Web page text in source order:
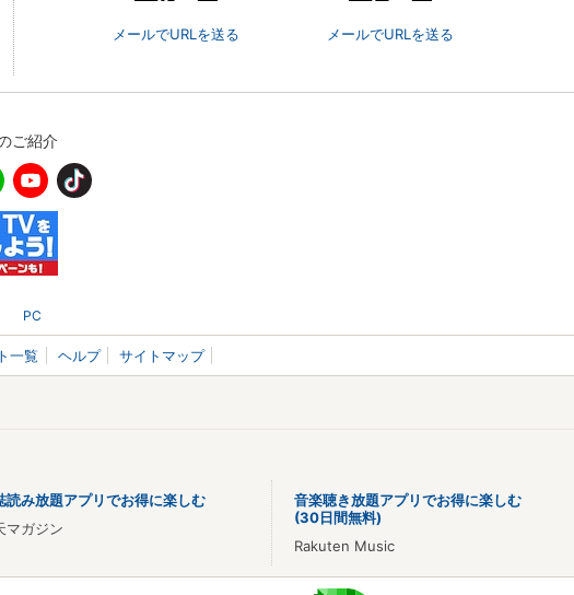
メールでURLを送る
メールでURLを送る
ご紹介
PC
一覧 ヘルプ サイトマップ
読み放題アプリでお得に楽しむ
マガジン
音楽聴き放題アプリでお得に楽しむ
(30日間無料)
Rakuten Music